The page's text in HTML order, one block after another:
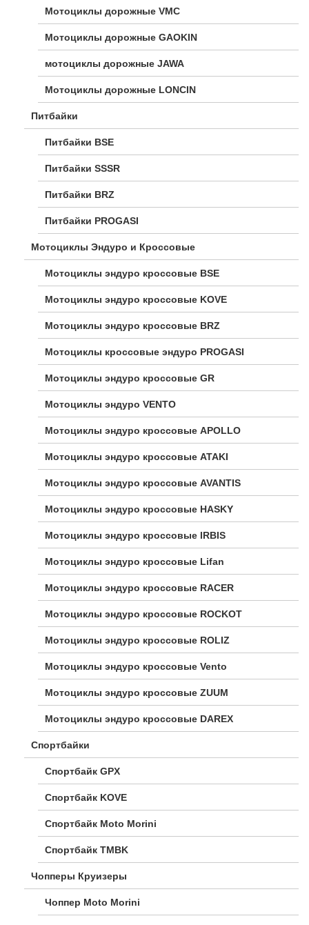
Мотоциклы дорожные VMC
Мотоциклы дорожные GAOKIN
мотоциклы дорожные JAWA
Мотоциклы дорожные LONCIN
Питбайки
Питбайки BSE
Питбайки SSSR
Питбайки BRZ
Питбайки PROGASI
Мотоциклы Эндуро и Кроссовые
Мотоциклы эндуро кроссовые BSE
Мотоциклы эндуро кроссовые KOVE
Мотоциклы эндуро кроссовые BRZ
Мотоциклы кроссовые эндуро PROGASI
Мотоциклы эндуро кроссовые GR
Мотоциклы эндуро VENTO
Мотоциклы эндуро кроссовые APOLLO
Мотоциклы эндуро кроссовые ATAKI
Мотоциклы эндуро кроссовые AVANTIS
Мотоциклы эндуро кроссовые HASKY
Мотоциклы эндуро кроссовые IRBIS
Мотоциклы эндуро кроссовые Lifan
Мотоциклы эндуро кроссовые RACER
Мотоциклы эндуро кроссовые ROCKOT
Мотоциклы эндуро кроссовые ROLIZ
Мотоциклы эндуро кроссовые Vento
Мотоциклы эндуро кроссовые ZUUM
Мотоциклы эндуро кроссовые DAREX
Спортбайки
Спортбайк GPX
Спортбайк KOVE
Спортбайк Moto Morini
Спортбайк TMBK
Чопперы Круизеры
Чоппер Moto Morini